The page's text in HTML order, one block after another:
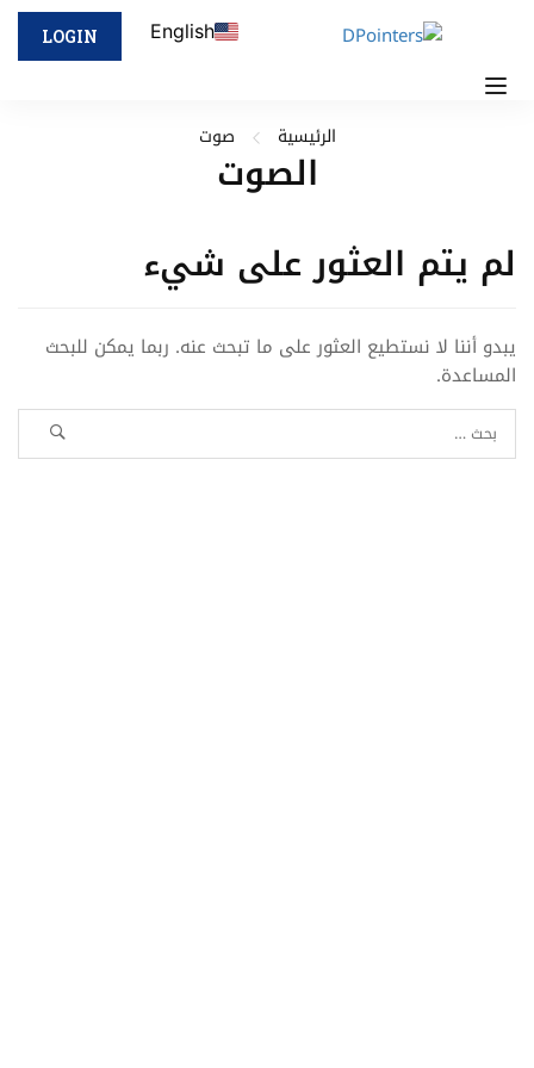
English
LOGIN
الرئيسية صوت
الصوت
لم يتم العثور على شيء
يبدو أننا لا نستطيع العثور على ما تبحث عنه. ربما يمكن للبحث
المساعدة.